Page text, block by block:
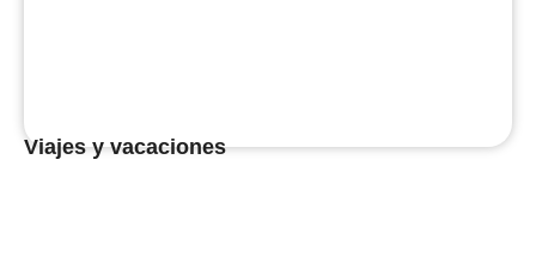
Viajes y vacaciones